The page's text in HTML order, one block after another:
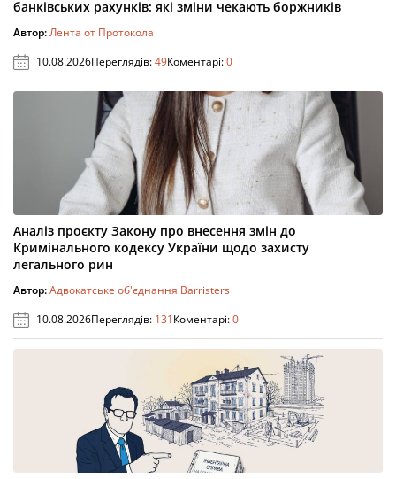
банківських рахунків: які зміни чекають боржників
Автор:Лента от Протокола
10.08.2026Переглядів:49Коментарі:0
Аналіз проєкту Закону про внесення змін до
Кримінального кодексу України щодо захисту
легального рин
Автор:Адвокатське об'єднання Barristers
10.08.2026Переглядів: 131Коментарі:0